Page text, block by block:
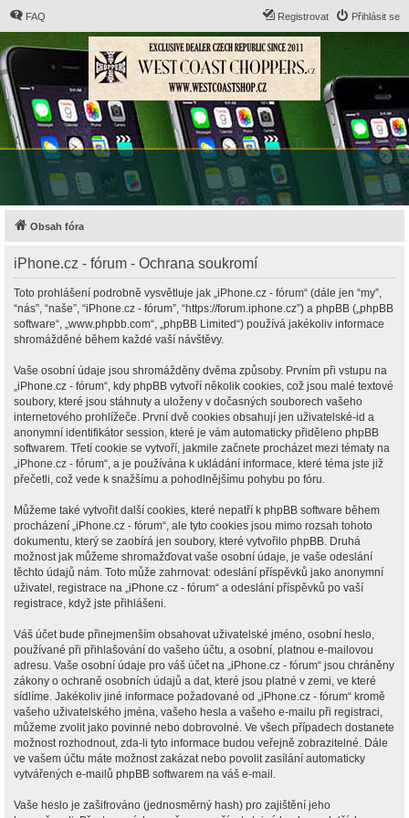
FAQ Přihlásit se
Registrovat
Obsah fóra
iPhone.cz - fórum - Ochrana soukromí
Toto prohlášení podrobně vysvětluje jak „iPhone.cz - fórum“ (dále jen “my”,
“nás”, “naše”, “iPhone.cz - fórum”, “https://forum.iphone.cz”) a phpBB („phpBB
software“, „www.phpbb.com“, „phpBB Limited“) používá jakékoliv informace
shromážděné během každé vaší návštěvy.
Vaše osobní údaje jsou shromážděny dvěma způsoby. Prvním při vstupu na
„iPhone.cz - fórum“, kdy phpBB vytvoří několik cookies, což jsou malé textové
soubory, které jsou stáhnuty a uloženy v dočasných souborech vašeho
internetového prohlížeče. První dvě cookies obsahují jen uživatelské-id a
anonymní identifikátor session, které je vám automaticky přiděleno phpBB
softwarem. Třetí cookie se vytvoří, jakmile začnete procházet mezi tématy na
„iPhone.cz - fórum“, a je používána k ukládání informace, které téma jste již
přečetli, což vede k snažšímu a pohodlnějšímu pohybu po fóru.
Můžeme také vytvořit další cookies, které nepatří k phpBB software během
procházení „iPhone.cz - fórum“, ale tyto cookies jsou mimo rozsah tohoto
dokumentu, který se zaobírá jen soubory, které vytvořilo phpBB. Druhá
možnost jak můžeme shromažďovat vaše osobní údaje, je vaše odeslání
těchto údajů nám. Toto může zahrnovat: odeslání příspěvků jako anonymní
uživatel, registrace na „iPhone.cz - fórum“ a odeslání příspěvků po vaší
registrace, když jste přihlášeni.
Váš účet bude přinejmenším obsahovat uživatelské jméno, osobní heslo,
používané při přihlašování do vašeho účtu, a osobní, platnou e-mailovou
adresu. Vaše osobní údaje pro váš účet na „iPhone.cz - fórum“ jsou chráněny
zákony o ochraně osobních údajů a dat, které jsou platné v zemi, ve které
sídlíme. Jakékoliv jiné informace požadované od „iPhone.cz - fórum“ kromě
vašeho uživatelského jména, vašeho hesla a vašeho e-mailu při registraci,
můžeme zvolit jako povinné nebo dobrovolné. Ve všech případech dostanete
možnost rozhodnout, zda-li tyto informace budou veřejně zobrazitelné. Dále
ve vašem účtu máte možnost zakázat nebo povolit zasílání automaticky
vytvářených e-mailů phpBB softwarem na váš e-mail.
Vaše heslo je zašifrováno (jednosměrný hash) pro zajištění jeho